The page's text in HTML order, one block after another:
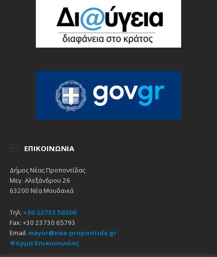
ΕΠΙΚΟΙΝΩΝΊΑ
Δήμος Νέας Προποντίδας
Μεγ. Αλεξάνδρου 26
63200 Νέα Μουδανιά
Τηλ. +30 23733 50200
Fax: +30 23730 65793
Email: mayor@nea-propontida.gr
Φόρμα Επικοινωνίας